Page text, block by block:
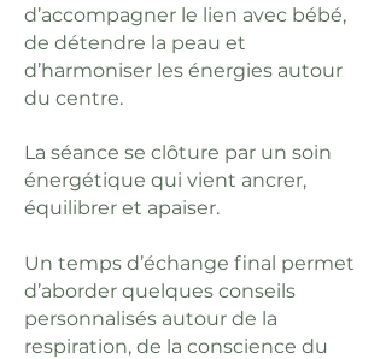
d’accompagner le lien avec bébé,
de détendre la peau et
d’harmoniser les énergies autour
du centre.
La séance se clôture par un soin
énergétique qui vient ancrer,
équilibrer et apaiser.
Un temps d’échange final permet
d’aborder quelques conseils
personnalisés autour de la
respiration, de la conscience du